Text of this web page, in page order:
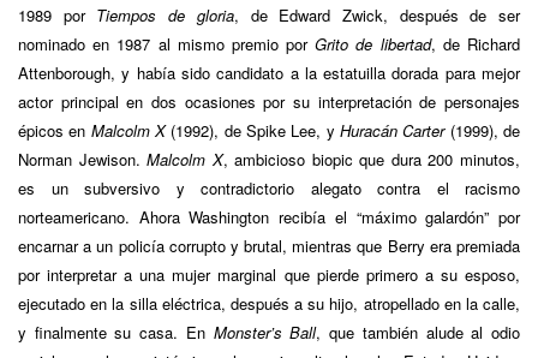
1989 por Tiempos de gloria, de Edward Zwick, después de ser
nominado en 1987 al mismo premio porGrito de libertad, de Richard
Attenborough, y había sido candidato a la estatuilla dorada para mejor
actor principal en dos ocasiones por su interpretación de personajes
épicos en Malcolm X(1992), de Spike Lee, yHuracán Carter(1999), de
Norman Jewison.Malcolm X, ambicioso biopic que dura 200 minutos,
es un subversivo y contradictorio alegato contra el racismo
norteamericano. Ahora Washington recibía el “máximo galardón” por
encarnar a un policía corrupto y brutal, mientras que Berry era premiada
por interpretar a una mujer marginal que pierde primero a su esposo,
ejecutado en la silla eléctrica, después a su hijo, atropellado en la calle,
y finalmente su casa. En Monster’s Ball, que también alude al odio